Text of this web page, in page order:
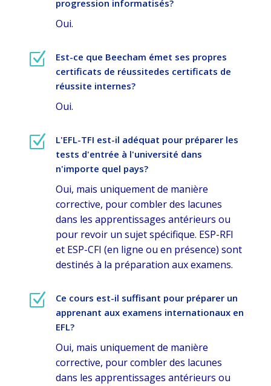
progression informatisés?
Oui.
Z
Est-ce que Beecham émet ses propres
certificats de réussitedes certificats de
réussite internes?
Oui.
Z
L'EFL-TFI est-il adéquat pour préparer les
tests d'entrée à l'université dans
n'importe quel pays?
Oui, mais uniquement de manière
corrective, pour combler des lacunes
dans les apprentissages antérieurs ou
pour revoir un sujet spécifique. ESP-RFI
et ESP-CFI (en ligne ou en présence) sont
destinés à la préparation aux examens.
Z
Ce cours est-il suffisant pour préparer un
apprenant aux examens internationaux en
EFL?
Oui, mais uniquement de manière
corrective, pour combler des lacunes
dans les apprentissages antérieurs ou